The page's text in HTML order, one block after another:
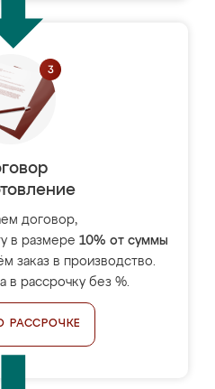
договор,
в размере 10% от суммы
заказ в производство.
в рассрочку без %.
РАССРОЧКЕ